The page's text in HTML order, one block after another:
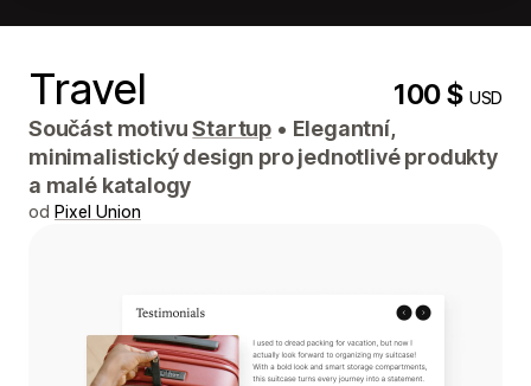
Travel 100 $USD
Součást motivuStartup • Elegantní,
minimalistický design pro jednotlivé produkty
a malé katalogy
od Pixel Union